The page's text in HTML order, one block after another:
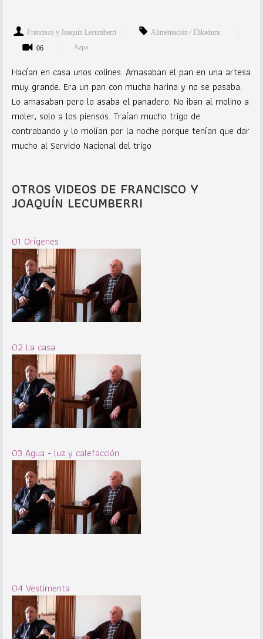
Francisco y Joaquín Lecumberri
Alimentación / Elikadura
06
Azpa
Hacían en casa unos colines. Amasaban el pan en una artesa
muy grande. Era un pan con mucha harina y no se pasaba.
Lo amasaban pero lo asaba el panadero. No iban al molino a
moler, solo a los piensos. Traían mucho trigo de
contrabando y lo molían por la noche porque tenían que dar
mucho al Servicio Nacional del trigo
OTROS VIDEOS DE FRANCISCO Y
JOAQUÍN LECUMBERRI
01 Orígenes
02 La casa
03 Agua - luz y calefacción
04 Vestimenta